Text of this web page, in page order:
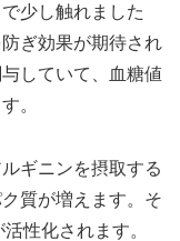
で少し触れました
ぎ効果が期待され
していて、血糖値
。
ギニンを摂取する
質が増えます。そ
性化されます。